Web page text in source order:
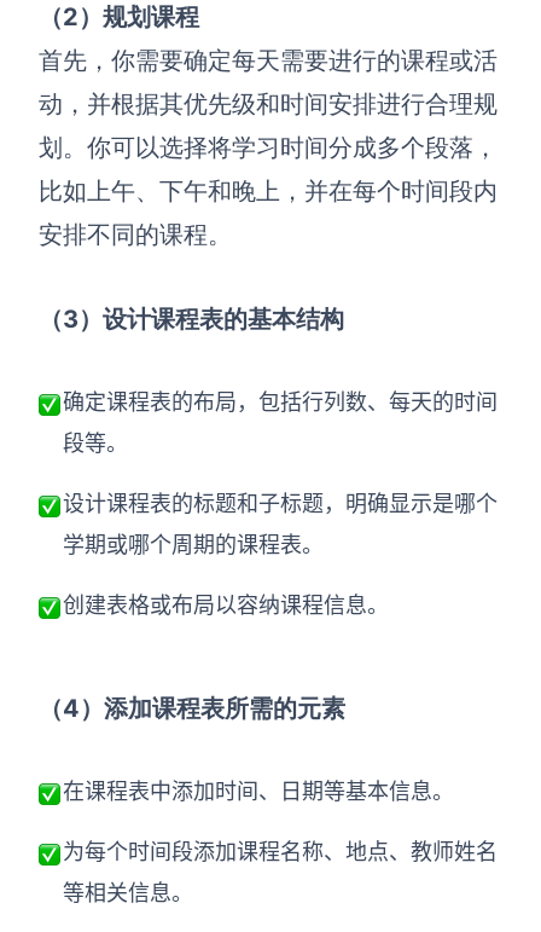
（2） 规划课程
首先，你需要确定每天需要进行的课程或活
动，并根据其优先级和时间安排进行合理规
划。你可以选择将学习时间分成多个段落，
比如上午、下午和晚上，并在每个时间段内
安排不同的课程。
（3） 设计课程表的基本结构
确定课程表的布局，包括行列数、每天的时间
段等。
设计课程表的标题和子标题，明确显示是哪个
学期或哪个周期的课程表。
创建表格或布局以容纳课程信息。
（4） 添加课程表所需的元素
在课程表中添加时间、日期等基本信息。
为每个时间段添加课程名称、地点、教师姓名
等相关信息。